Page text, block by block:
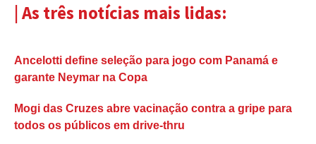
| As três notícias mais lidas:
Ancelotti define seleção para jogo com Panamá e
garante Neymar na Copa
Mogi das Cruzes abre vacinação contra a gripe para
todos os públicos em drive-thru